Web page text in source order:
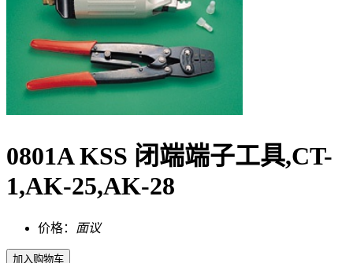
0801A KSS 闭端端子工具,CT-
1,AK-25,AK-28
价格： 面议